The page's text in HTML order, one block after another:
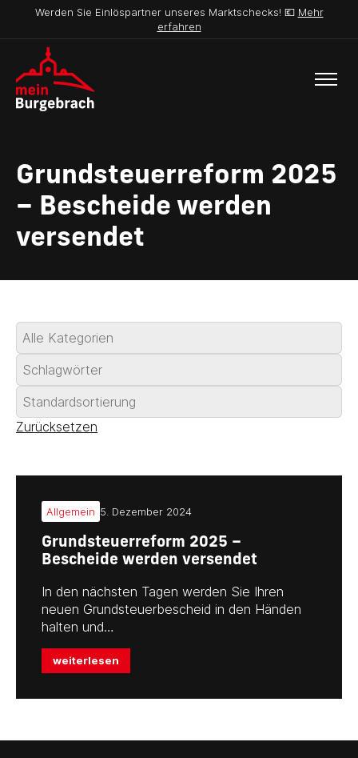
Werden Sie Einlöspartner unseres Marktschecks! 💶 Mehr
erfahren
Grundsteuerreform 2025
– Bescheide werden
versendet
Zurücksetzen
Allgemein 5. Dezember 2024
Grundsteuerreform 2025 –
Bescheide werden versendet
In den nächsten Tagen werden Sie Ihren
neuen Grundsteuerbescheid in den Händen
halten und…
weiterlesen